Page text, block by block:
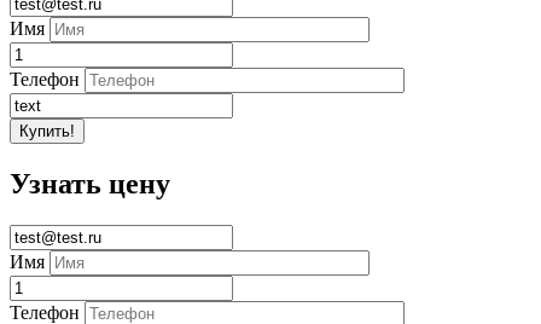
Имя
Телефон
Узнать цену
Имя
Телефон